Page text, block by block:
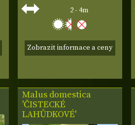
2 - 4m
Zobrazit informace a ceny
Malus domestica
'ČISTECKÉ
LAHŮDKOVÉ'